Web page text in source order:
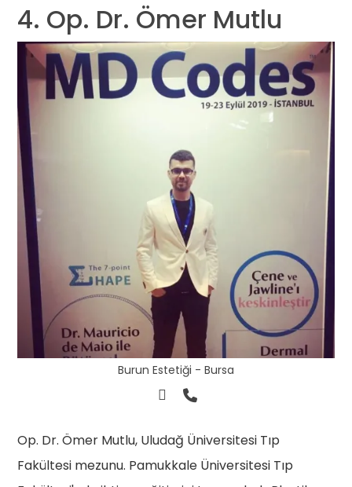
4. Op. Dr. Ömer Mutlu
Burun Estetiği - Bursa
Op. Dr. Ömer Mutlu, Uludağ Üniversitesi Tıp
Fakültesi mezunu. Pamukkale Üniversitesi Tıp